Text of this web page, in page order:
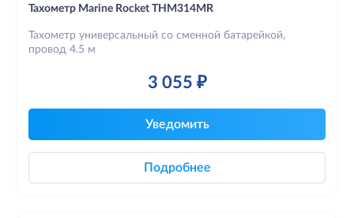
Тахометр Marine Rocket THM314MR
Тахометр универсальный со сменной батарейкой,
провод 4.5 м
3 055 ₽
Уведомить
Подробнее